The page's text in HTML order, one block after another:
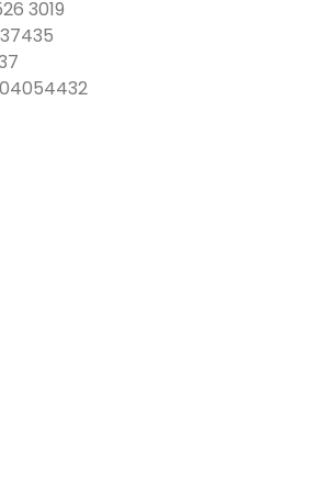
3019
04054432